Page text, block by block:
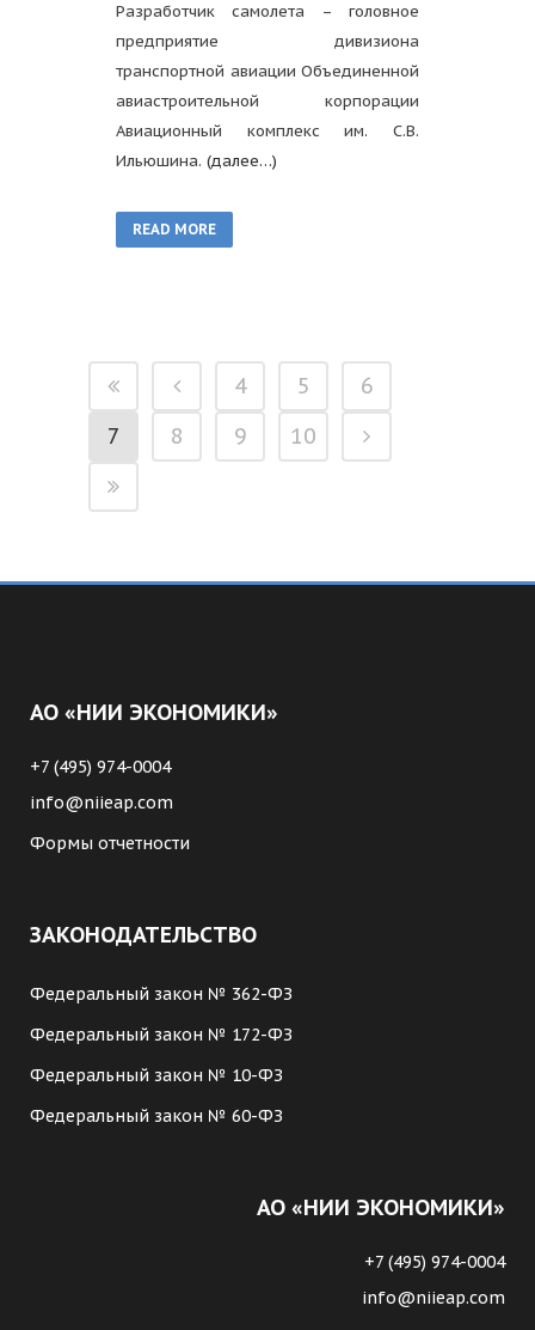
Разработчик самолета – головное
предприятие дивизиона
транспортной авиации Объединенной
авиастроительной корпорации
Авиационный комплекс им. С.В.
Ильюшина. (далее…)
READ MORE
4 5
6
7
8 9 10
АО «НИИ ЭКОНОМИКИ»
+7 (495) 974-0004
info@niieap.com
Формы отчетности
ЗАКОНОДАТЕЛЬСТВО
Федеральный закон № 362-ФЗ
Федеральный закон № 172-ФЗ
Федеральный закон № 10-ФЗ
Федеральный закон № 60-ФЗ
АО «НИИ ЭКОНОМИКИ»
+7 (495) 974-0004
info@niieap.com